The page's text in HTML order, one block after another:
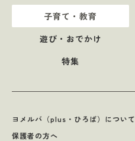
子育て・教育
遊び・おでかけ
特集
ヨメルバ（plus・ひろば）について
保護者の方へ